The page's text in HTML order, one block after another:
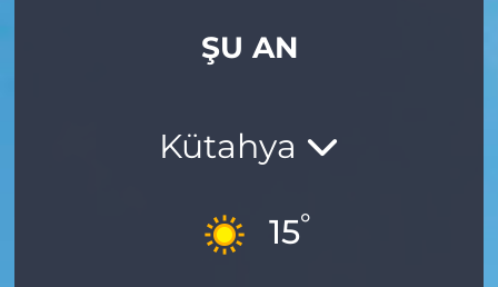
ŞU AN
Kütahya
15°
Topluluk Kuralları